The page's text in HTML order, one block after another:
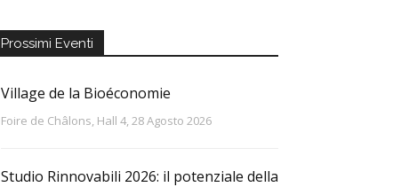
Prossimi Eventi
Village de la Bioéconomie
Foire de Châlons, Hall 4, 28 Agosto 2026
Studio Rinnovabili 2026: il potenziale della